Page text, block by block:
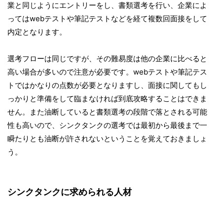
業と同じようにエントリーをし、書類選考を行い、企業によ
ってはwebテストや筆記テストなどを経て複数回面接をして
内定となります。
選考フローは同じですが、その難易度は他の企業に比べると
高い場合が多いので注意が必要です。webテストや筆記テス
トではかなりの点数が必要となりますし、面接に関してもし
っかりと準備をして臨まなければ到底攻略することはできま
せん。また油断していると書類選考の段階で落とされる可能
性も高いので、シンクタンクの選考では最初から最後まで一
瞬たりとも油断が許されないということを覚えておきましょ
う。
シンクタンクに求められる人材